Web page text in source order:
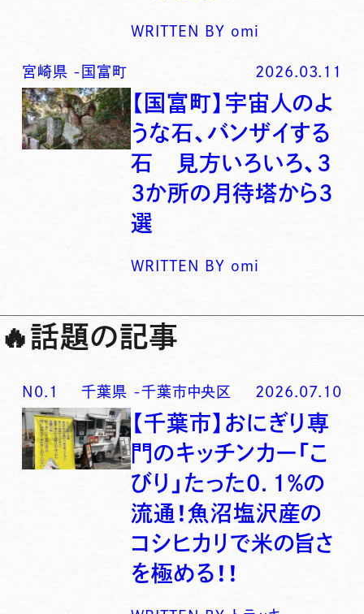
WRITTEN BY omi
宮崎県 - 国富町 2026.03.11
【国富町】宇宙人のよ
うな石、バンザイする
石 見方いろいろ、3
3か所の月待塔から3
選
WRITTEN BY omi
🔥話題の記事
N0. 1 千葉県 -千葉市中央区 2026.07.10
【千葉市】おにぎり専
門のキッチンカー「こ
びり」たった0．1％の
流通！魚沼塩沢産の
コシヒカリで米の旨さ
を極める！！